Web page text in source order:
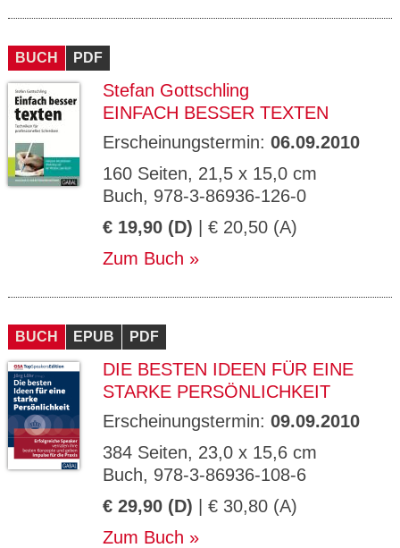
BUCH PDF
Stefan Gottschling
EINFACH BESSER TEXTEN
Erscheinungstermin: 06.09.2010
160 Seiten, 21,5 x 15,0 cm
Buch, 978-3-86936-126-0
€ 19,90 (D) | € 20,50 (A)
Zum Buch
BUCH EPUB PDF
DIE BESTEN IDEEN FÜR EINE
STARKE PERSÖNLICHKEIT
Erscheinungstermin: 09.09.2010
384 Seiten, 23,0 x 15,6 cm
Buch, 978-3-86936-108-6
€ 29,90 (D) | € 30,80 (A)
Zum Buch